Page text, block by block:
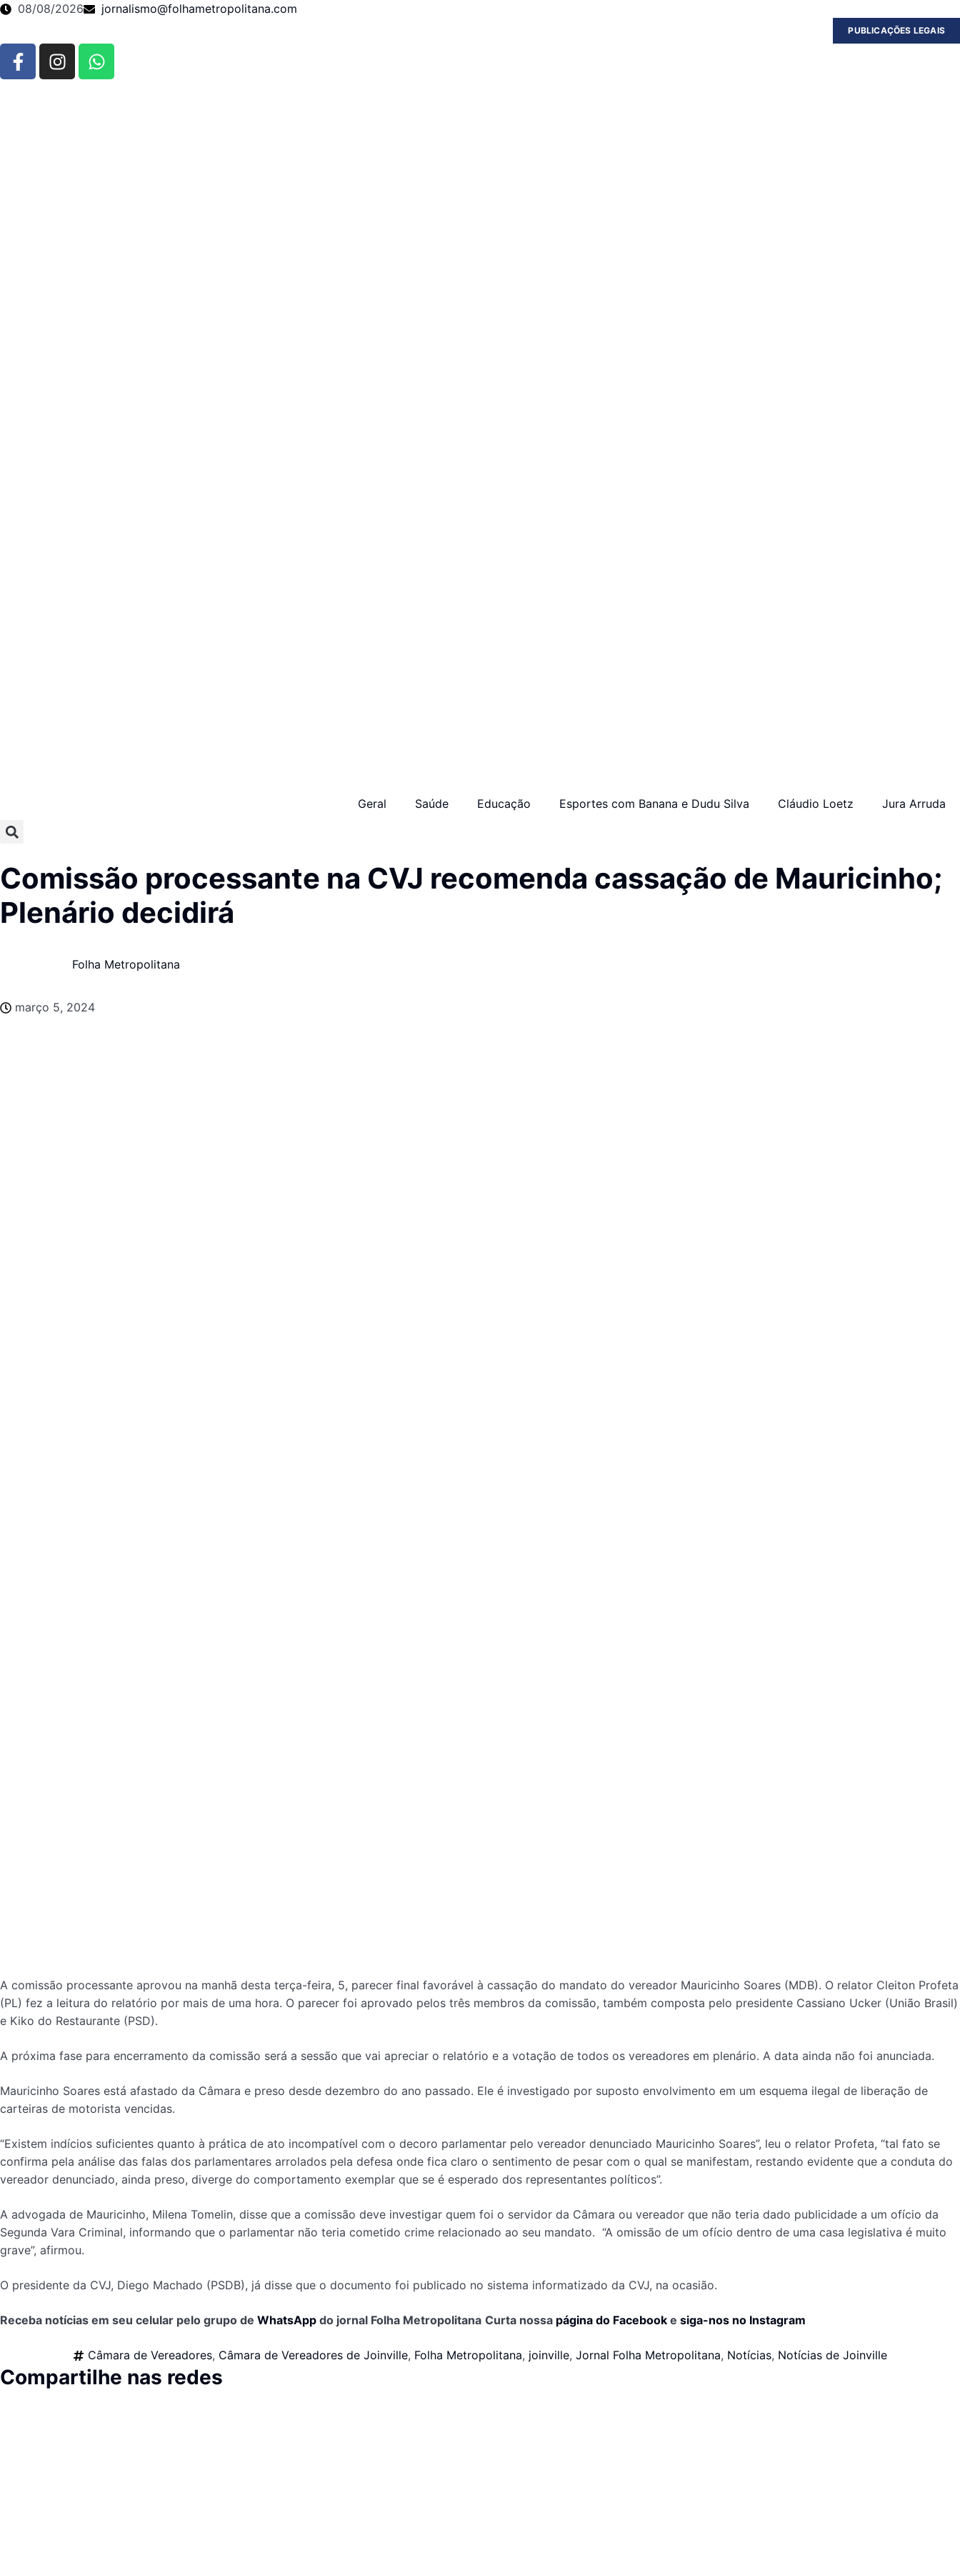
08/08/2026 jornalismo@folhametropolitana.com
PUBLICAÇÕES LEGAIS
Geral Saúde Educação Esportes com Banana e Dudu Silva Cláudio Loetz Jura Arruda
Comissão processante na CVJ recomenda cassação de Mauricinho;
Plenário decidirá
Folha Metropolitana
março 5, 2024
A comissão processante aprovou na manhã desta terça-feira, 5, parecer final favorável à cassação do mandato do vereador Mauricinho Soares (MDB). O relator Cleiton Profeta
(PL) fez a leitura do relatório por mais de uma hora. O parecer foi aprovado pelos três membros da comissão, também composta pelo presidente Cassiano Ucker (União Brasil)
e Kiko do Restaurante (PSD).
A próxima fase para encerramento da comissão será a sessão que vai apreciar o relatório e a votação de todos os vereadores em plenário. A data ainda não foi anunciada.
Mauricinho Soares está afastado da Câmara e preso desde dezembro do ano passado. Ele é investigado por suposto envolvimento em um esquema ilegal de liberação de
carteiras de motorista vencidas.
“Existem indícios suficientes quanto à prática de ato incompatível com o decoro parlamentar pelo vereador denunciado Mauricinho Soares”, leu o relator Profeta, “tal fato se
confirma pela análise das falas dos parlamentares arrolados pela defesa onde fica claro o sentimento de pesar com o qual se manifestam, restando evidente que a conduta do
vereador denunciado, ainda preso, diverge do comportamento exemplar que se é esperado dos representantes políticos”.
A advogada de Mauricinho, Milena Tomelin, disse que a comissão deve investigar quem foi o servidor da Câmara ou vereador que não teria dado publicidade a um ofício da
Segunda Vara Criminal, informando que o parlamentar não teria cometido crime relacionado ao seu mandato. “A omissão de um ofício dentro de uma casa legislativa é muito
grave”, afirmou.
O presidente da CVJ, Diego Machado (PSDB), já disse que o documento foi publicado no sistema informatizado da CVJ, na ocasião.
Receba notícias em seu celular pelo grupo de WhatsApp do jornal Folha Metropolitana Curta nossa página do Facebook e siga-nos no Instagram
Câmara de Vereadores, Câmara de Vereadores de Joinville, Folha Metropolitana, joinville, Jornal Folha Metropolitana, Notícias, Notícias de Joinville
Compartilhe nas redes